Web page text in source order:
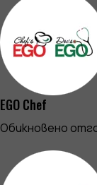
EGO Chef
Обикновено